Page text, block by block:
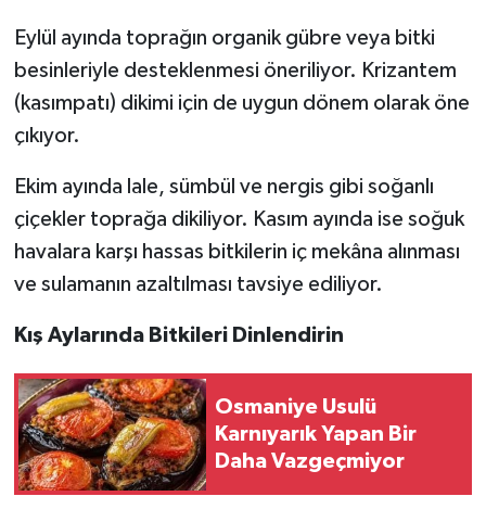
Eylül ayında toprağın organik gübre veya bitki
besinleriyle desteklenmesi öneriliyor. Krizantem
(kasımpatı) dikimi için de uygun dönem olarak öne
çıkıyor.
Ekim ayında lale, sümbül ve nergis gibi soğanlı
çiçekler toprağa dikiliyor. Kasım ayında ise soğuk
havalara karşı hassas bitkilerin iç mekâna alınması
ve sulamanın azaltılması tavsiye ediliyor.
Kış Aylarında Bitkileri Dinlendirin
Osmaniye Usulü
Karnıyarık Yapan Bir
Daha Vazgeçmiyor